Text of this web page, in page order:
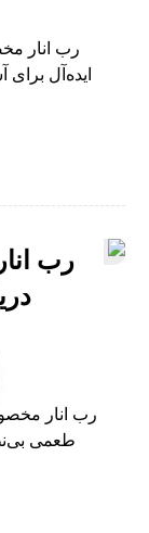
رب انار
ایده‌آل
رب
رب انار
طعمی